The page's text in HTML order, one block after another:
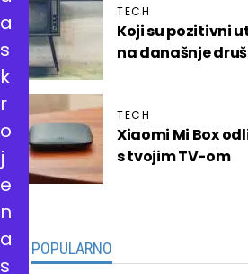
TECH
Koji su pozitivni
na današnje
TECH
Xiaomi Mi Box
s tvojim TV-om
POPULARNO
a
s
k
r
o
j
e
n
a
s